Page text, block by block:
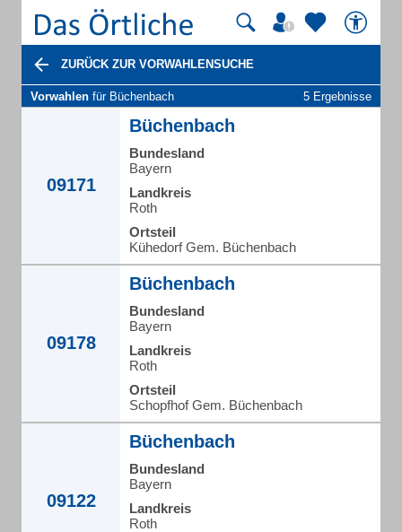
ZURÜCK ZUR VORWAHLENSUCHE
Vorwahlen für Büchenbach 5 Ergebnisse
09171
Büchenbach
Bundesland
Bayern
Landkreis
Roth
Ortsteil
Kühedorf Gem. Büchenbach
09178
Büchenbach
Bundesland
Bayern
Landkreis
Roth
Ortsteil
Schopfhof Gem. Büchenbach
09122
Büchenbach
Bundesland
Bayern
Landkreis
Roth